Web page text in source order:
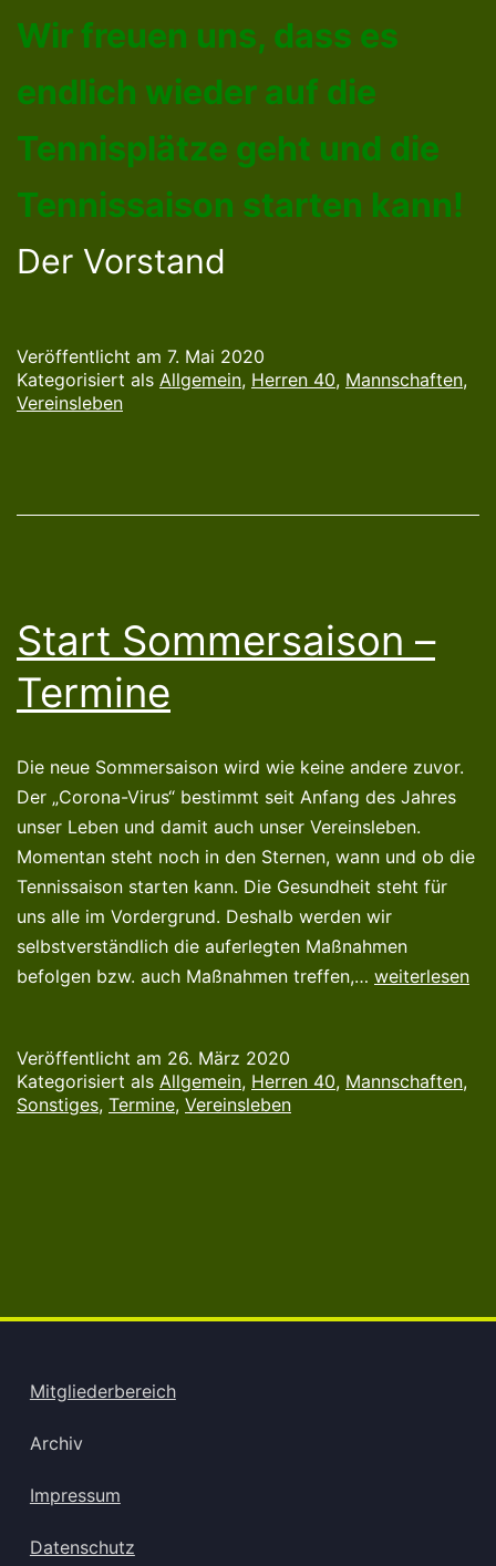
Wir freuen uns, dass es
endlich wieder auf die
Tennisplätze geht und die
Tennissaison starten kann!
Der Vorstand
Veröffentlicht am 7. Mai 2020
Kategorisiert als Allgemein, Herren 40, Mannschaften,
Vereinsleben
Start Sommersaison –
Termine
Die neue Sommersaison wird wie keine andere zuvor.
Der „Corona-Virus“ bestimmt seit Anfang des Jahres
unser Leben und damit auch unser Vereinsleben.
Momentan steht noch in den Sternen, wann und ob die
Tennissaison starten kann. Die Gesundheit steht für
uns alle im Vordergrund. Deshalb werden wir
selbstverständlich die auferlegten Maßnahmen
befolgen bzw. auch Maßnahmen treffen,… Start
weiterlesen
Veröffentlicht am 26. März 2020
Kategorisiert als Allgemein, Herren 40, Mannschaften,
Sonstiges, Termine, Vereinsleben
Mitgliederbereich
Archiv
Impressum
Datenschutz